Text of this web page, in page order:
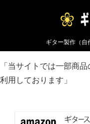
ギター製作（自
「当サイトでは一部商
利用しております」